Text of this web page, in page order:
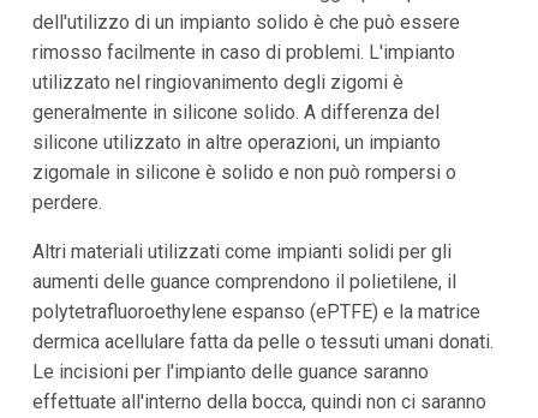
dell'utilizzo di un impianto solido è che può essere
rimosso facilmente in caso di problemi. L'impianto
utilizzato nel ringiovanimento degli zigomi è
generalmente in silicone solido. A differenza del
silicone utilizzato in altre operazioni, un impianto
zigomale in silicone è solido e non può rompersi o
perdere.
Altri materiali utilizzati come impianti solidi per gli
aumenti delle guance comprendono il polietilene, il
polytetrafluoroethylene espanso (ePTFE) e la matrice
dermica acellulare fatta da pelle o tessuti umani donati.
Le incisioni per l'impianto delle guance saranno
effettuate all'interno della bocca, quindi non ci saranno